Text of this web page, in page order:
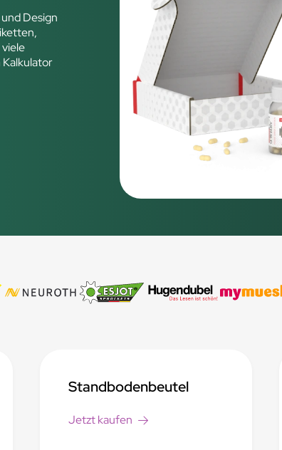
Design
Standbodenbeutel
Jetzt kaufen